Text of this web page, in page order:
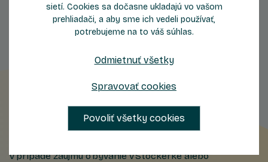
Nechajte nám kontakt
V prípade záujmu o bývanie v Stockerke alebo
sietí. Cookies sa dočasne ukladajú vo vašom
prehliadači, a aby sme ich vedeli používať,
potrebujeme na to váš súhlas.
Odmietnuť všetky
Spravovať cookies
Povoliť všetky cookies